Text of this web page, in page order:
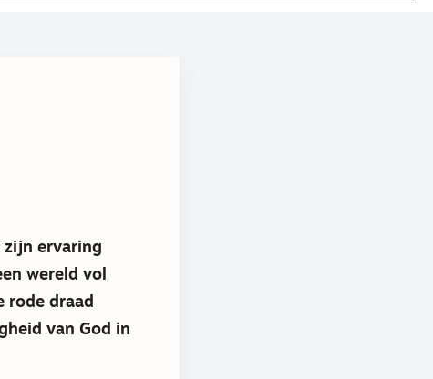
zijn ervaring
wereld vol
rode draad
van God in